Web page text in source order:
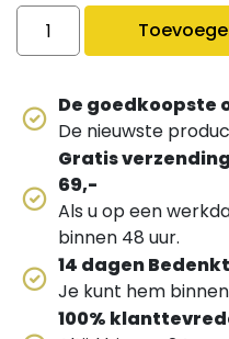
De goedkoopste
De nieuwste
Gratis
69,-
Als u op een
binnen 48 uur.
14 dagen
Je kunt hem
100%
Siliconen slangen mat